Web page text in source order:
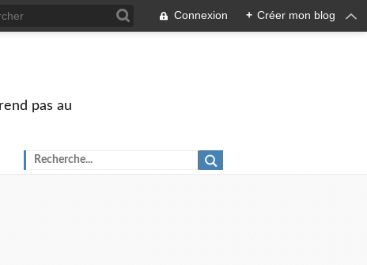
Connexion + Créer mon blog
pas au